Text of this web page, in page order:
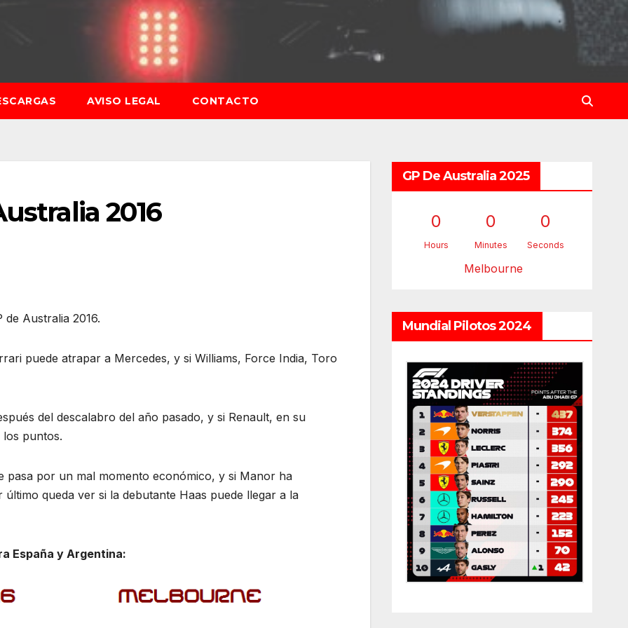
AVISO LEGAL CONTACTO
2016
de Australia 2016.
puede atrapar a Mercedes, y si Williams, Force India, Toro
del descalabro del año pasado, y si Renault, en su
puntos.
pasa por un mal momento económico, y si Manor ha
queda ver si la debutante Haas puede llegar a la
España y Argentina:
GP De Australia 2025
0
Hours
0
Minutes
0
Seconds
Melbourne
Mundial Pilotos 2024